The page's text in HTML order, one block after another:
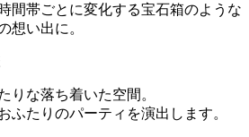
間帯ごとに変化する宝石箱のような
想い出に。
りな落ち着いた空間。
ふたりのパーティを演出します。